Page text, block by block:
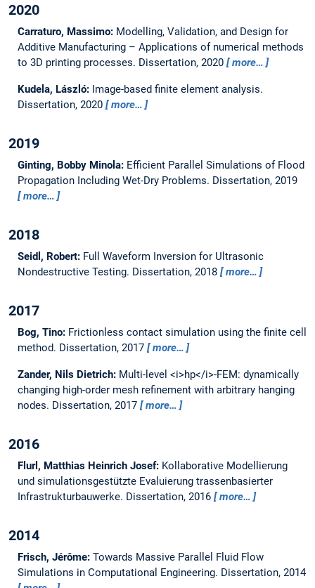
2020
Carraturo, Massimo: Modelling, Validation, and Design for
Additive Manufacturing – Applications of numerical methods
to 3D printing processes. Dissertation, 2020 more…
Kudela, László: Image-based finite element analysis.
Dissertation, 2020 more…
2019
Ginting, Bobby Minola: Efficient Parallel Simulations of Flood
Propagation Including Wet-Dry Problems. Dissertation, 2019
more…
2018
Seidl, Robert: Full Waveform Inversion for Ultrasonic
Nondestructive Testing. Dissertation, 2018 more…
2017
Bog, Tino: Frictionless contact simulation using the finite cell
method. Dissertation, 2017 more…
Zander, Nils Dietrich: Multi-level <i>hp</i>-FEM: dynamically
changing high-order mesh refinement with arbitrary hanging
nodes. Dissertation, 2017 more…
2016
Flurl, Matthias Heinrich Josef: Kollaborative Modellierung
und simulationsgestützte Evaluierung trassenbasierter
Infrastrukturbauwerke. Dissertation, 2016 more…
2014
Frisch, Jérôme: Towards Massive Parallel Fluid Flow
Simulations in Computational Engineering. Dissertation, 2014